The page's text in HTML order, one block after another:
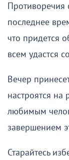
Противоречия
последнее
что придется
всем удастся
Вечер
настроятся на
любимым
завершением
Старайтесь